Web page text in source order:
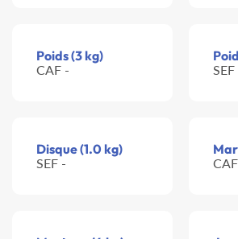
Poids (3 kg)
CAF - SEF
Disque (1.0 kg)
SEF -